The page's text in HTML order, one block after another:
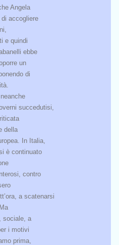
Angela
accogliere
e quindi
ebbe
un
di
succedutisi,
della
In Italia,
è continuato
contro
a scatenarsi
sociale, a
i motivi
prima,